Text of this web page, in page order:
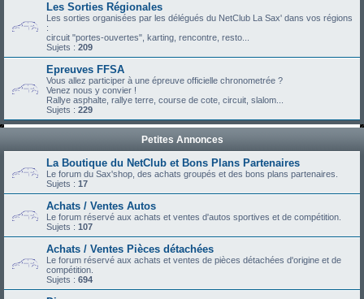
Les Sorties Régionales
Les sorties organisées par les délégués du NetClub La Sax' dans vos régions
:
circuit "portes-ouvertes", karting, rencontre, resto...
Sujets : 209
Epreuves FFSA
Vous allez participer à une épreuve officielle chronometrée ?
Venez nous y convier !
Rallye asphalte, rallye terre, course de cote, circuit, slalom...
Sujets : 229
Petites Annonces
La Boutique du NetClub et Bons Plans Partenaires
Le forum du Sax'shop, des achats groupés et des bons plans partenaires.
Sujets : 17
Achats / Ventes Autos
Le forum réservé aux achats et ventes d'autos sportives et de compétition.
Sujets : 107
Achats / Ventes Pièces détachées
Le forum réservé aux achats et ventes de pièces détachées d'origine et de
compétition.
Sujets : 694